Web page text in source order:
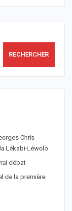
RECHERCHER
Chris
Lékabi-Léwolo
débat
de la première